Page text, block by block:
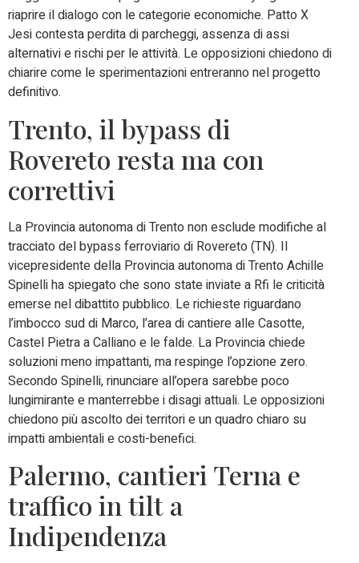
riaprire il dialogo con le categorie economiche. Patto X
Jesi contesta perdita di parcheggi, assenza di assi
alternativi e rischi per le attività. Le opposizioni chiedono di
chiarire come le sperimentazioni entreranno nel progetto
definitivo.
Trento, il bypass di
Rovereto resta ma con
correttivi
La Provincia autonoma di Trento non esclude modifiche al
tracciato del bypass ferroviario di Rovereto (TN). Il
vicepresidente della Provincia autonoma di Trento Achille
Spinelli ha spiegato che sono state inviate a Rfi le criticità
emerse nel dibattito pubblico. Le richieste riguardano
l’imbocco sud di Marco, l’area di cantiere alle Casotte,
Castel Pietra a Calliano e le falde. La Provincia chiede
soluzioni meno impattanti, ma respinge l’opzione zero.
Secondo Spinelli, rinunciare all’opera sarebbe poco
lungimirante e manterrebbe i disagi attuali. Le opposizioni
chiedono più ascolto dei territori e un quadro chiaro su
impatti ambientali e costi-benefici.
Palermo, cantieri Terna e
traffico in tilt a
Indipendenza